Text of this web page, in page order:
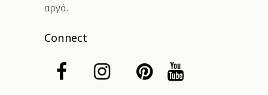
αργά.
Connect